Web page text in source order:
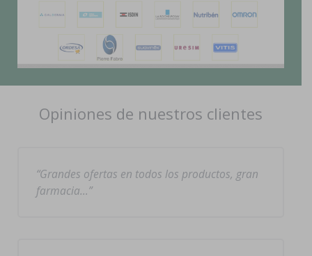
Opiniones de nuestros clientes
Grandes ofertas en todos los productos, gran
farmacia…